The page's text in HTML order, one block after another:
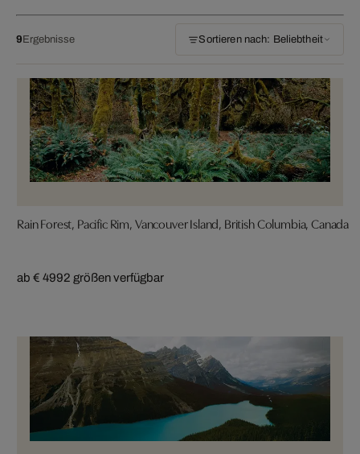
9Ergebnisse Sortieren nach: Beliebtheit
Rain Forest, Pacific Rim, Vancouver Island, British Columbia, Canada
ab € 4992 größen verfügbar